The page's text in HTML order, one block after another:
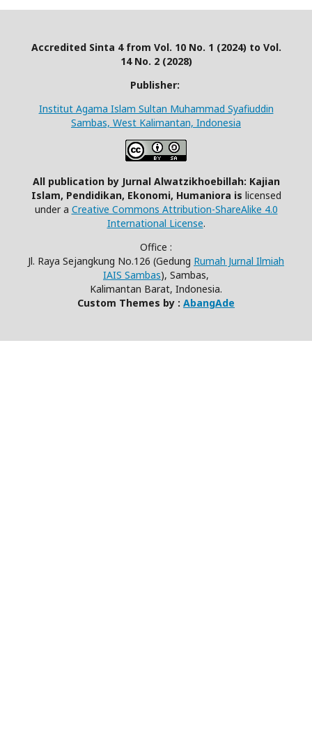
Accredited Sinta 4 from Vol. 10 No. 1 (2024) to Vol.
14 No. 2 (2028)
Publisher:
Institut Agama Islam Sultan Muhammad Syafiuddin
Sambas, West Kalimantan, Indonesia
All publication by Jurnal Alwatzikhoebillah: Kajian
Islam, Pendidikan, Ekonomi, Humaniora is licensed
under a Creative Commons Attribution-ShareAlike 4.0
International License.
Office :
Jl. Raya Sejangkung No.126 (Gedung Rumah Jurnal Ilmiah
IAIS Sambas), Sambas,
Kalimantan Barat, Indonesia.
Custom Themes by : AbangAde